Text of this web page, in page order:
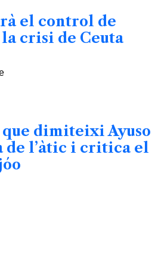
el control de
crisi de Ceuta
dimiteixi Ayuso
de l’àtic i critica el